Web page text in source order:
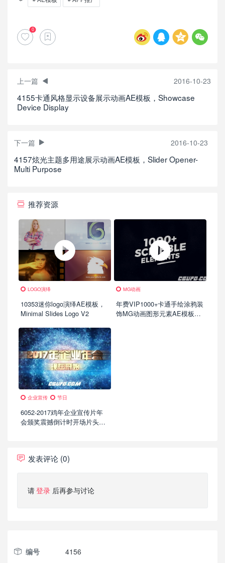
0
上一篇 2016-10-23
4155卡通风格显示设备展示动画AE模板，Showcase
Device Display
下一篇 2016-10-23
4157炫光主题多用途展示动画AE模板，Slider Opener-
Multi Purpose
推荐资源
LOGO演绎
10353迷你logo演绎AE模板，
Minimal Slides Logo V2
MG动画
年费VIP1000+卡通手绘涂鸦装
饰MG动画图形元素AE模板，
企业宣传 节日
6052-2017鸡年企业宣传片年
会颁奖震撼倒计时开场片头AE
发表评论 (0)
请登录 后再参与讨论
编号 4156